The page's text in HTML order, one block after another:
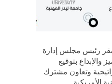
رئيس مجلس إدارة
بتوقيع
وتعاون مشترك